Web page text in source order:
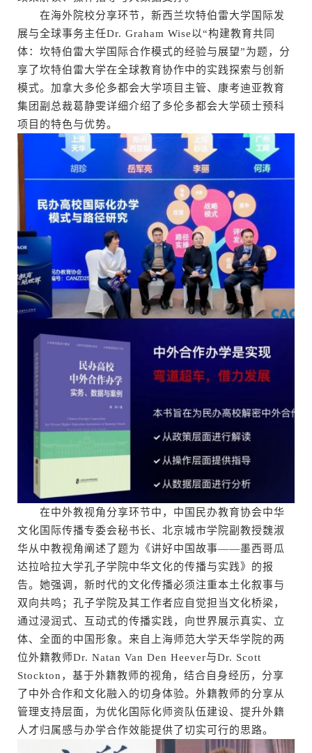
在海外院校分享环节，新西兰坎特伯雷大学国际发
展与全球事务主任Dr. Graham Wise以“构建教育共同
体：坎特伯雷大学国际合作模式的经验与展望”为题，分
享了坎特伯雷大学在全球教育协作中的实践探索与创新
模式。加拿大多伦多都会大学项目主管、康考迪亚教育
集团副总裁葛静雯详细介绍了多伦多都会大学硕士预科
项目的特色与优势。
在中外教视角分享环节中，中国民办教育协会中华
文化国际传播专委会秘书长、北京城市学院副教授魏淑
华从中教视角阐述了题为《讲好中国故事——墨西哥瓜
达拉哈拉大学孔子学院中华文化的传播与实践》的报
告。她强调，新时代的文化传播必须注重本土化叙事与
双向共鸣；孔子学院及其工作者应自觉担当文化桥梁，
通过浸润式、互动式的传播实践，向世界展示真实、立
体、全面的中国形象。来自上海师范大学天华学院的两
位外籍教师Dr. Natan Van Den Heever与Dr. Scott
Stockton，基于外籍教师的视角，结合自身经历，分享
了中外合作和文化融入的切身体验。外籍教师的分享从
管理支持层面，为优化国际化师资队伍建设、提升外籍
人才归属感与办学合作效能提供了切实可行的思路。